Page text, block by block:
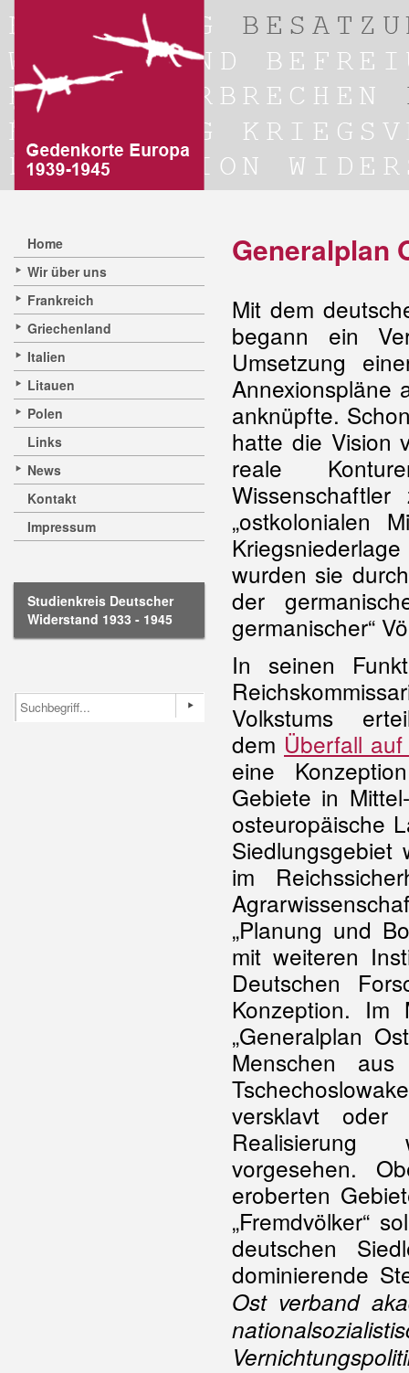
Home
Wir über uns
Frankreich
Griechenland
Italien
Litauen
Polen
Links
News
Kontakt
Impressum
Studienkreis Deutscher
Widerstand 1933 - 1945
Generalplan
Mit dem
begann ein
Umsetzung
Annexionspläne
anknüpfte.
hatte die Vision
reale
„ostkolonialen
wurden sie
der
germanischer“
In seinen
Volkstums
dem Überfall
eine
Gebiete in
osteuropäische
Siedlungsgebiet
im
„Planung und
mit weiteren
Deutschen
Konzeption.
„Generalplan
Menschen
versklavt
Realisierung
vorgesehen.
eroberten
„Fremdvölker“
deutschen
dominierende
Ost verband